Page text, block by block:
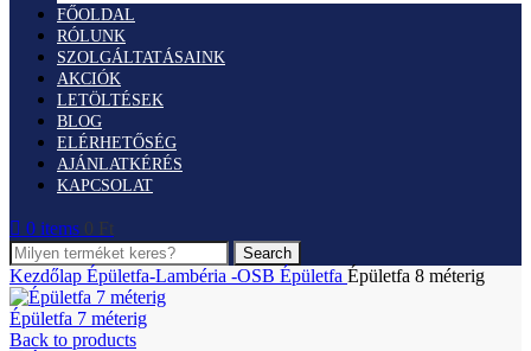
FŐOLDAL
RÓLUNK
SZOLGÁLTATÁSAINK
AKCIÓK
LETÖLTÉSEK
BLOG
ELÉRHETŐSÉG
AJÁNLATKÉRÉS
KAPCSOLAT
0 items 0 Ft
Search
Kezdőlap Épületfa-Lambéria -OSB Épületfa Épületfa 8 méterig
Épületfa 7 méterig
Back to products